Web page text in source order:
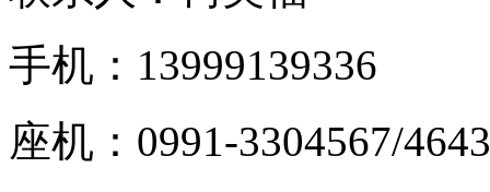
手机：13999139336
座机：0991-3304567/